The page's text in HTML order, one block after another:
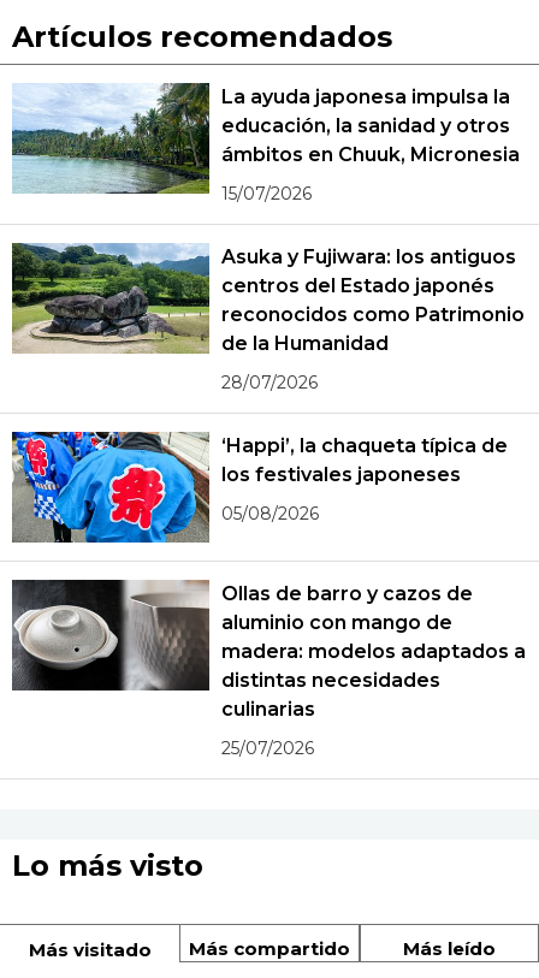
Artículos recomendados
La ayuda japonesa impulsa la
educación, la sanidad y otros
ámbitos en Chuuk, Micronesia
15/07/2026
Asuka y Fujiwara: los antiguos
centros del Estado japonés
reconocidos como Patrimonio
de la Humanidad
28/07/2026
‘Happi’, la chaqueta típica de
los festivales japoneses
05/08/2026
Ollas de barro y cazos de
aluminio con mango de
madera: modelos adaptados a
distintas necesidades
culinarias
25/07/2026
Lo más visto
Más visitado Más compartido Más leído